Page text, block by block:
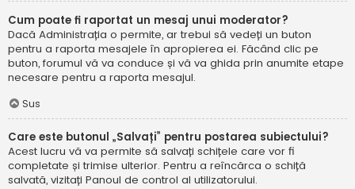
Cum poate fi raportat un mesaj unui moderator?
Dacă Administrația o permite, ar trebui să vedeți un buton
pentru a raporta mesajele în apropierea ei. Făcând clic pe
buton, forumul vă va conduce și vă va ghida prin anumite etape
necesare pentru a raporta mesajul.
Sus
Care este butonul „Salvați” pentru postarea subiectului?
Acest lucru vă va permite să salvați schițele care vor fi
completate și trimise ulterior. Pentru a reîncărca o schiță
salvată, vizitați Panoul de control al utilizatorului.